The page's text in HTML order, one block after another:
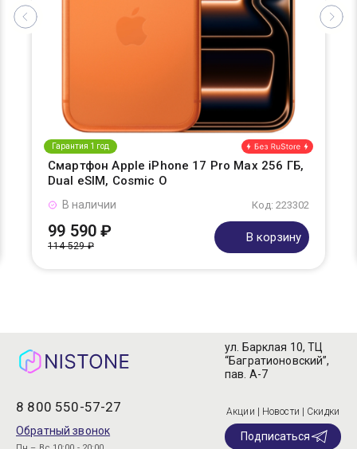
Гарантия 1 год
Смартфон Apple iPhone 17 Pro Max 256 ГБ,
Dual eSIM, Cosmic O
Код: 223302
В наличии
99 590 ₽
114 529 ₽
В корзину
8 800 550-57-27
Обратный звонок
ул. Барклая 10, ТЦ
“Багратионовский”,
пав. А-7
Акции | Новости | Скидки
Подписаться